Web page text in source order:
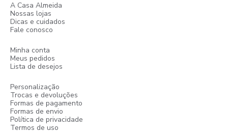
A Casa Almeida
Nossas lojas
Dicas e cuidados
Fale conosco
Minha conta
Meus pedidos
Lista de desejos
Personalização
Trocas e devoluções
Formas de pagamento
Formas de envio
Política de privacidade
Termos de uso